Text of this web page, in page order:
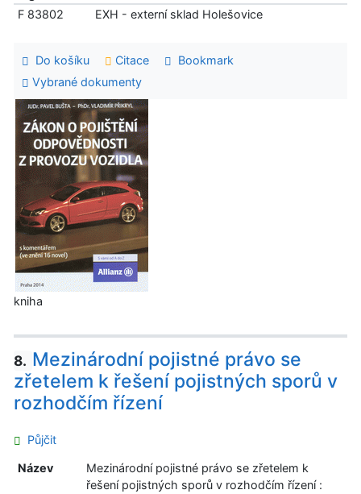
F 83802
EXH - externí sklad Holešovice
Do košíku Citace
Bookmark
Vybrané dokumenty
kniha
8. Mezinárodní pojistné právo se
zřetelem k řešení pojistných sporů v
rozhodčím řízení
Půjčit
Název
Mezinárodní pojistné právo se zřetelem k
řešení pojistných sporů v rozhodčím řízení :